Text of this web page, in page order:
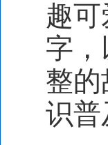
趣
字
整
识普